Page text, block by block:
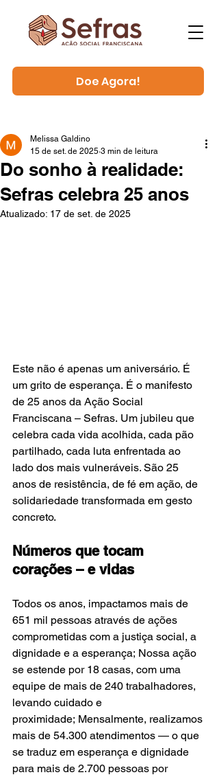
Doe Agora!
Do sonho à realidade:
Sefras celebra 25 anos
Melissa Galdino
15 de set. de 2025 3 min de leitura
Atualizado: 17 de set. de 2025
Este não é apenas um aniversário. É
um grito de esperança. É o manifesto
de 25 anos da Ação Social
Franciscana – Sefras. Um jubileu que
celebra cada vida acolhida, cada pão
partilhado, cada luta enfrentada ao
lado dos mais vulneráveis. São 25
anos de resistência, de fé em ação, de
solidariedade transformada em gesto
concreto.
Números que tocam
corações – e vidas
Todos os anos, impactamos mais de
651 mil pessoas através de ações
comprometidas com a justiça social, a
dignidade e a esperança; Nossa ação
se estende por 18 casas, com uma
equipe de mais de 240 trabalhadores,
levando cuidado e
proximidade; Mensalmente, realizamos
mais de 54.300 atendimentos — o que
se traduz em esperança e dignidade
para mais de 2.700 pessoas por